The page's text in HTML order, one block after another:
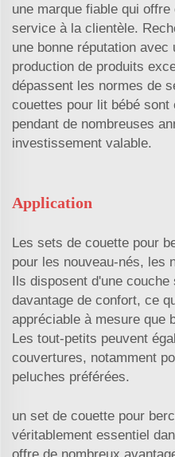
une marque fiable qui
service à la clientèle.
une bonne réputation
production de produits
dépassent les normes de
couettes pour lit bébé sont
pendant de nombreuses
investissement valable.
Application
Les sets de couette pour
pour les nouveau-nés, les
Ils disposent d'une
davantage de confort, ce
appréciable à mesure que
Les tout-petits peuvent
couvertures, notamment
peluches préférées.
un set de couette pour
véritablement essentiel